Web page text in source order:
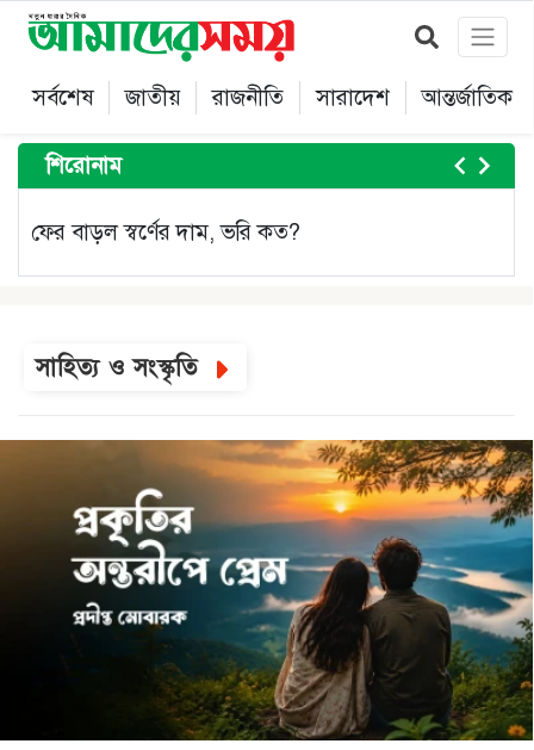
সর্বশেষ জাতীয় রাজনীতি সারাদেশ আন্তর্জাতিক
শিরোনাম
ফের বাড়ল স্বর্ণের দাম, ভরি কত?
ofসাহিত্য ও সংস্কৃতি